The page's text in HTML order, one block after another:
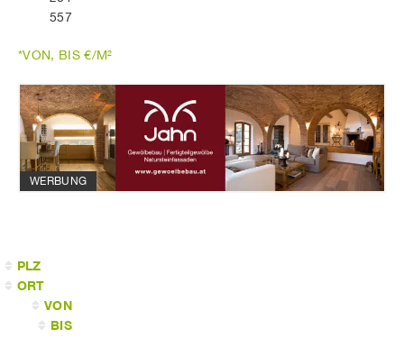
557
*VON, BIS €/M²
WERBUNG
PLZ
ORT
VON
BIS